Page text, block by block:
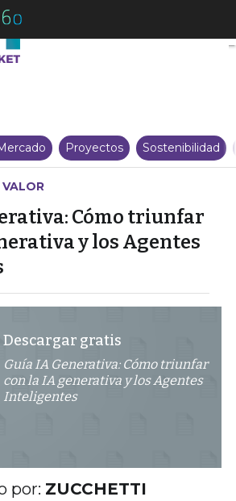
Guía IA Generativa: Cómo
Proyectos Sostenibilidad
Cómo triunfar
y los Agentes
Descargar gratis
Guía IA Generativa: Cómo triunfar
con la IA generativa y los Agentes
Inteligentes
por: ZUCCHETTI